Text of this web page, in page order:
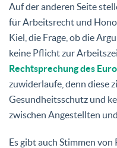
Auf der anderen Seite
für Arbeitsrecht und
Kiel, die Frage, ob die
keine Pflicht zur
Rechtsprechung des
zuwiderlaufe, denn diese
Gesundheitsschutz und
zwischen Angestellten
Es gibt auch Stimmen von